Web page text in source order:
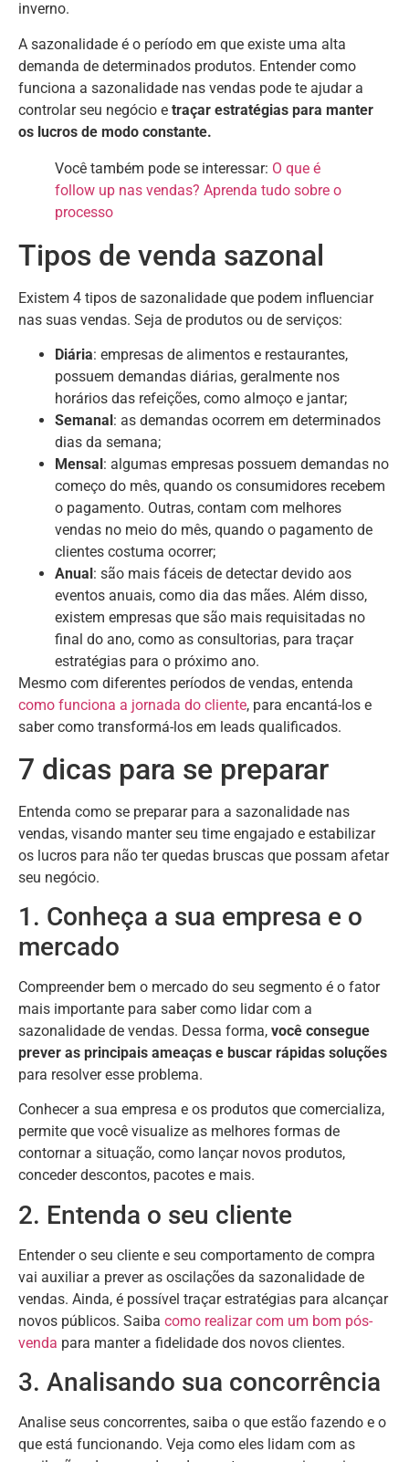
inverno.
A sazonalidade é o período em que existe uma alta
demanda de determinados produtos. Entender como
funciona a sazonalidade nas vendas pode te ajudar a
controlar seu negócio e traçar estratégias para manter
os lucros de modo constante.
Você também pode se interessar: O que é
follow up nas vendas? Aprenda tudo sobre o
processo
Tipos de venda sazonal
Existem 4 tipos de sazonalidade que podem influenciar
nas suas vendas. Seja de produtos ou de serviços:
Diária: empresas de alimentos e restaurantes,
possuem demandas diárias, geralmente nos
horários das refeições, como almoço e jantar;
Semanal : as demandas ocorrem em determinados
dias da semana;
Mensal : algumas empresas possuem demandas no
começo do mês, quando os consumidores recebem
o pagamento. Outras, contam com melhores
vendas no meio do mês, quando o pagamento de
clientes costuma ocorrer;
Anual : são mais fáceis de detectar devido aos
eventos anuais, como dia das mães. Além disso,
existem empresas que são mais requisitadas no
final do ano, como as consultorias, para traçar
estratégias para o próximo ano.
Mesmo com diferentes períodos de vendas, entenda
como funciona a jornada do cliente, para encantá-los e
saber como transformá-los em leads qualificados.
7 dicas para se preparar
Entenda como se preparar para a sazonalidade nas
vendas, visando manter seu time engajado e estabilizar
os lucros para não ter quedas bruscas que possam afetar
seu negócio.
1. Conheça a sua empresa e o
mercado
Compreender bem o mercado do seu segmento é o fator
mais importante para saber como lidar com a
sazonalidade de vendas. Dessa forma, você consegue
prever as principais ameaças e buscar rápidas soluções
para resolver esse problema.
Conhecer a sua empresa e os produtos que comercializa,
permite que você visualize as melhores formas de
contornar a situação, como lançar novos produtos,
conceder descontos, pacotes e mais.
2. Entenda o seu cliente
Entender o seu cliente e seu comportamento de compra
vai auxiliar a prever as oscilações da sazonalidade de
vendas. Ainda, é possível traçar estratégias para alcançar
novos públicos. Saiba como realizar com um bom pós-
venda para manter a fidelidade dos novos clientes.
3. Analisando sua concorrência
Analise seus concorrentes, saiba o que estão fazendo e o
que está funcionando. Veja como eles lidam com as